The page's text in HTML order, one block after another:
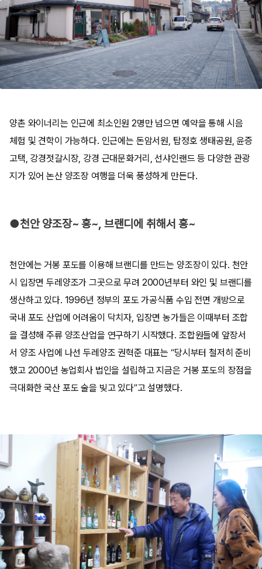
양촌 와이너리는 인근에 최소인원 2명만 넘으면 예약을 통해 시음
체험 및 견학이 가능하다. 인근에는 돈암서원, 탑정호 생태공원, 윤증
고택, 강경젓갈시장, 강경 근대문화거리, 선샤인랜드 등 다양한 관광
지가 있어 논산 양조장 여행을 더욱 풍성하게 만든다.
●천안 양조장~ 흥~, 브랜디에 취해서 흥~
천안에는 거봉 포도를 이용해 브랜디를 만드는 양조장이 있다. 천안
시 입장면 두레양조가 그곳으로 무려 2000년부터 와인 및 브랜디를
생산하고 있다. 1996년 정부의 포도 가공식품 수입 전면 개방으로
국내 포도 산업에 어려움이 닥치자, 입장면 농가들은 이때부터 조합
을 결성해 주류 양조산업을 연구하기 시작했다. 조합원들에 앞장서
서 양조 사업에 나선 두레양조 권혁준 대표는 “당시부터 철저히 준비
했고 2000년 농업회사 법인을 설립하고 지금은 거봉 포도의 장점을
극대화한 국산 포도 술을 빚고 있다”고 설명했다.